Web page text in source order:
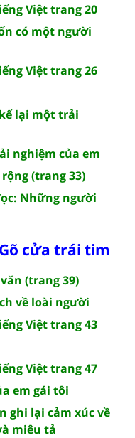
Việt trang 20
có một người
Việt trang 26
lại một trải
nghiệm của em
(trang 33)
Những người
cửa trái tim
(trang 39)
về loài người
Việt trang 43
Việt trang 47
em gái tôi
ghi lại cảm xúc về
miêu tả